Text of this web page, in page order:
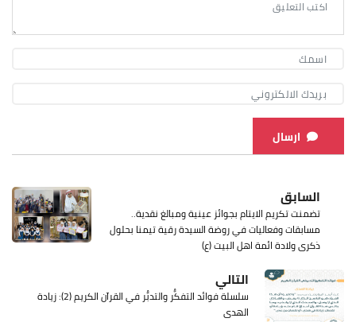
ارسال
السابق
تضمنت تكريم الايتام بجوائز عينية ومبالغ نقدية..
مسابقات وفعاليات في روضة السيدة رقية تيمنا بحلول
ذكرى ولادة ائمة اهل البيت (ع)
التالي
سلسلة فوائد التفكُّر والتدبُّر في القرآن الكريم (2): زيادة
الهدى